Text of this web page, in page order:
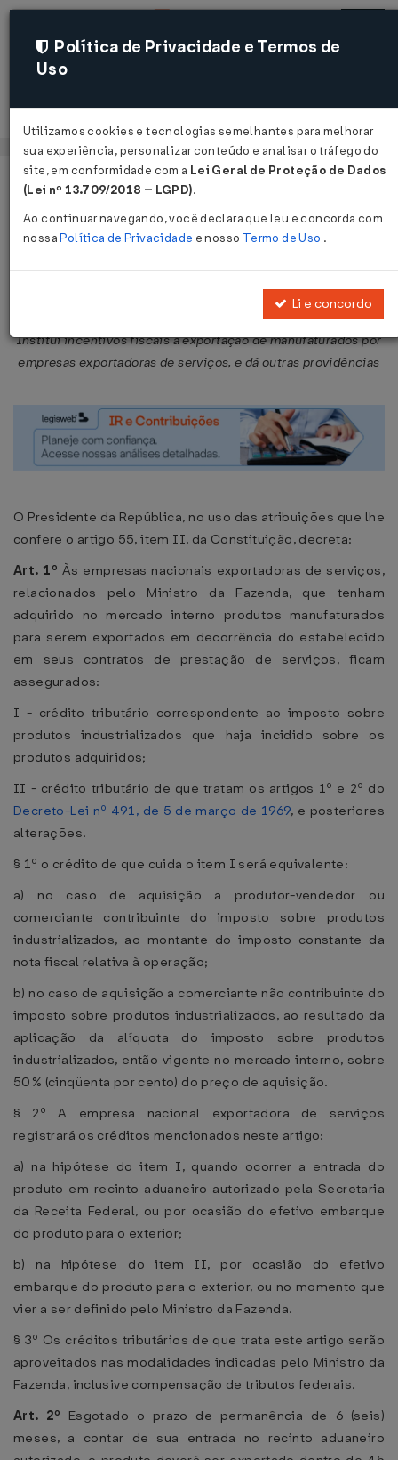
Acessar
Página Inicial Legislações
Decreto-Lei Nº 1633 DE 09/08/1978
Publicado no DOU em 10 ago 1978
Institui incentivos fiscais à exportação de manufaturados por
empresas exportadoras de serviços, e dá outras providências
O Presidente da República, no uso das atribuições que lhe
confere o artigo 55, item II, da Constituição, decreta:
Art. 1º Às empresas nacionais exportadoras de serviços,
relacionados pelo Ministro da Fazenda, que tenham
adquirido no mercado interno produtos manufaturados
para serem exportados em decorrência do estabelecido
em seus contratos de prestação de serviços, ficam
assegurados:
I - crédito tributário correspondente ao imposto sobre
produtos industrializados que haja incidido sobre os
produtos adquiridos;
II - crédito tributário de que tratam os artigos 1º e 2º do
Decreto-Lei nº 491, de 5 de março de 1969, e posteriores
alterações.
§ 1º o crédito de que cuida o item I será equivalente:
a) no caso de aquisição a produtor-vendedor ou
comerciante contribuinte do imposto sobre produtos
industrializados, ao montante do imposto constante da
nota fiscal relativa à operação;
b) no caso de aquisição a comerciante não contribuinte do
imposto sobre produtos industrializados, ao resultado da
aplicação da alíquota do imposto sobre produtos
industrializados, então vigente no mercado interno, sobre
50% (cinqüenta por cento) do preço de aquisição.
§ 2º A empresa nacional exportadora de serviços
registrará os créditos mencionados neste artigo:
a) na hipótese do item I, quando ocorrer a entrada do
produto em recinto aduaneiro autorizado pela Secretaria
da Receita Federal, ou por ocasião do efetivo embarque
do produto para o exterior;
b) na hipótese do item II, por ocasião do efetivo
embarque do produto para o exterior, ou no momento que
vier a ser definido pelo Ministro da Fazenda.
§ 3º Os créditos tributários de que trata este artigo serão
aproveitados nas modalidades indicadas pelo Ministro da
Fazenda, inclusive compensação de tributos federais.
Art. 2º Esgotado o prazo de permanência de 6 (seis)
meses, a contar de sua entrada no recinto aduaneiro
Política de Privacidade e Termos de
Uso
Utilizamos cookies e tecnologias semelhantes para melhorar
sua experiência, personalizar conteúdo e analisar o tráfego do
site, em conformidade com a Lei Geral de Proteção de Dados
(Lei nº 13.709/2018 – LGPD).
Ao continuar navegando, você declara que leu e concorda com
nossaPolítica de Privacidade e nosso Termo de Uso .
Li e concordo